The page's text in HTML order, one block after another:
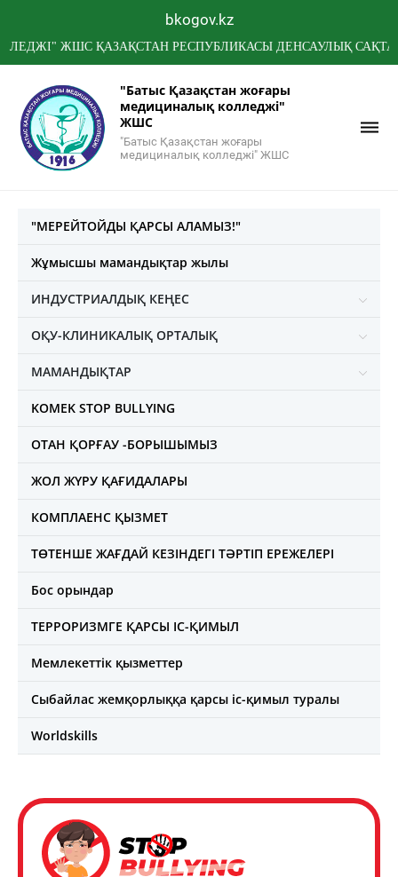
bkogov.kz
ЖШС ҚАЗАҚСТАН РЕСПУБЛИКАСЫ ДЕНСАУЛЫҚ САҚТАУ
"Батыс Қазақстан жоғары
медициналық колледжі"
ЖШС
"Батыс Қазақстан жоғары
медициналық колледжі" ЖШС
"МЕРЕЙТОЙДЫ ҚАРСЫ АЛАМЫЗ!"
Жұмысшы мамандықтар жылы
ИНДУСТРИАЛДЫҚ КЕҢЕС
ОҚУ-КЛИНИКАЛЫҚ ОРТАЛЫҚ
МАМАНДЫҚТАР
KOMEK STOP BULLYING
ОТАН ҚОРҒАУ -БОРЫШЫМЫЗ
ЖОЛ ЖҮРУ ҚАҒИДАЛАРЫ
КОМПЛАЕНС ҚЫЗМЕТ
ТӨТЕНШЕ ЖАҒДАЙ КЕЗІНДЕГІ ТӘРТІП ЕРЕЖЕЛЕРІ
Бос орындар
ТЕРРОРИЗМГЕ ҚАРСЫ ІС-ҚИМЫЛ
Мемлекеттік қызметтер
Сыбайлас жемқорлыққа қарсы іс-қимыл туралы
Worldskills